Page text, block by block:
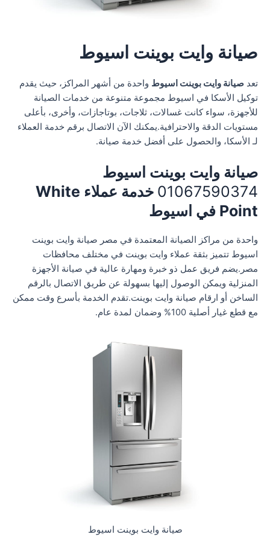
صيانة وايت بوينت اسيوط
تعد صيانة وايت بوينت اسيوط واحدة من أشهر المراكز، حيث يقدم
توكيل الأسكا في اسيوط مجموعة متنوعة من خدمات الصيانة
للأجهزة، سواء كانت غسالات، ثلاجات، بوتاجازات، وأخرى، بأعلى
مستويات الدقة والاحترافية.يمكنك الآن الاتصال برقم خدمة العملاء
لـ الأسكا، والحصول على أفضل خدمة صيانة.
صيانة وايت بوينت اسيوط
01067590374
خدمة عملاء White
Point في اسيوط
واحدة من مراكز الصيانة المعتمدة في مصر صيانة وايت بوينت
اسيوط تتميز بثقة عملاء وايت بوينت في مختلف محافظات
مصر.يضم فريق عمل ذو خبرة ومهارة عالية في صيانة الأجهزة
المنزلية ويمكن الوصول إليها بسهولة عن طريق الاتصال بالرقم
الساخن أو ارقام صيانة وايت بوينت.تقدم الخدمة بأسرع وقت ممكن
مع قطع غيار أصلية 100% وضمان لمدة عام.
صيانة وايت بوينت اسيوط